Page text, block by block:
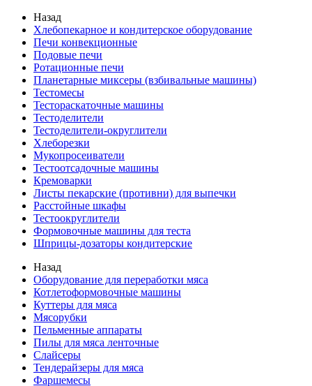
Назад
Хлебопекарное и кондитерское оборудование
Печи конвекционные
Подовые печи
Ротационные печи
Планетарные миксеры (взбивальные машины)
Тестомесы
Тестораскаточные машины
Тестоделители
Тестоделители-округлители
Хлеборезки
Мукопросеиватели
Тестоотсадочные машины
Кремоварки
Листы пекарские (противни) для выпечки
Расстойные шкафы
Тестоокруглители
Формовочные машины для теста
Шприцы-дозаторы кондитерские
Назад
Оборудование для переработки мяса
Котлетоформовочные машины
Куттеры для мяса
Мясорубки
Пельменные аппараты
Пилы для мяса ленточные
Слайсеры
Тендерайзеры для мяса
Фаршемесы